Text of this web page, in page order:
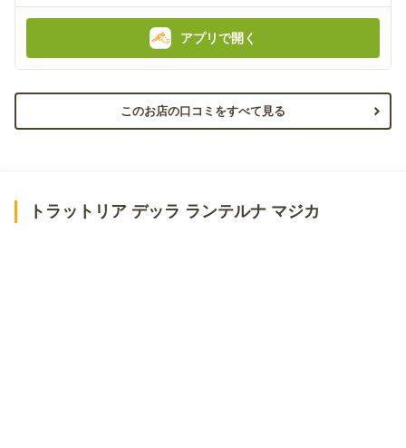
アプリで開く
このお店の口コミをすべて見る
トラットリア デッラ ランテルナ マジカ